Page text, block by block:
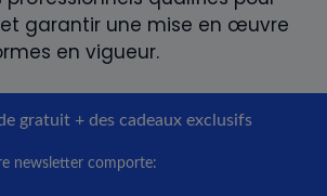
et garantir une mise en œuvre
en vigueur.